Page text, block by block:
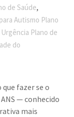
de Saúde,
Autismo Plano
Plano de
do
que fazer se o
— conhecido
mais